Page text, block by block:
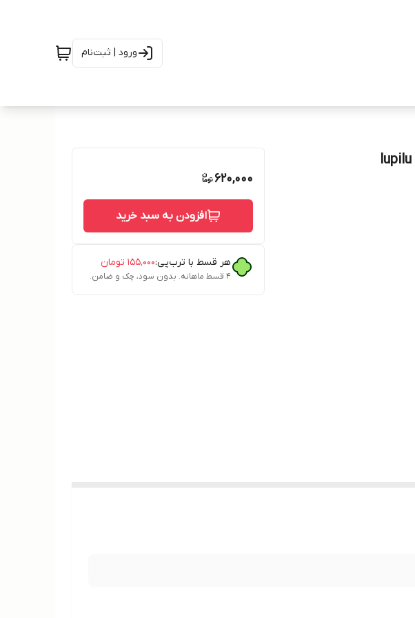
ورود | ثبت‌نام
620,000
افزودن به سبد خرید
هر قسط با ترب‌پی:۱۵۵٬۰۰۰ تومان
۴ قسط ماهانه. بدون سود، چک و ضامن.